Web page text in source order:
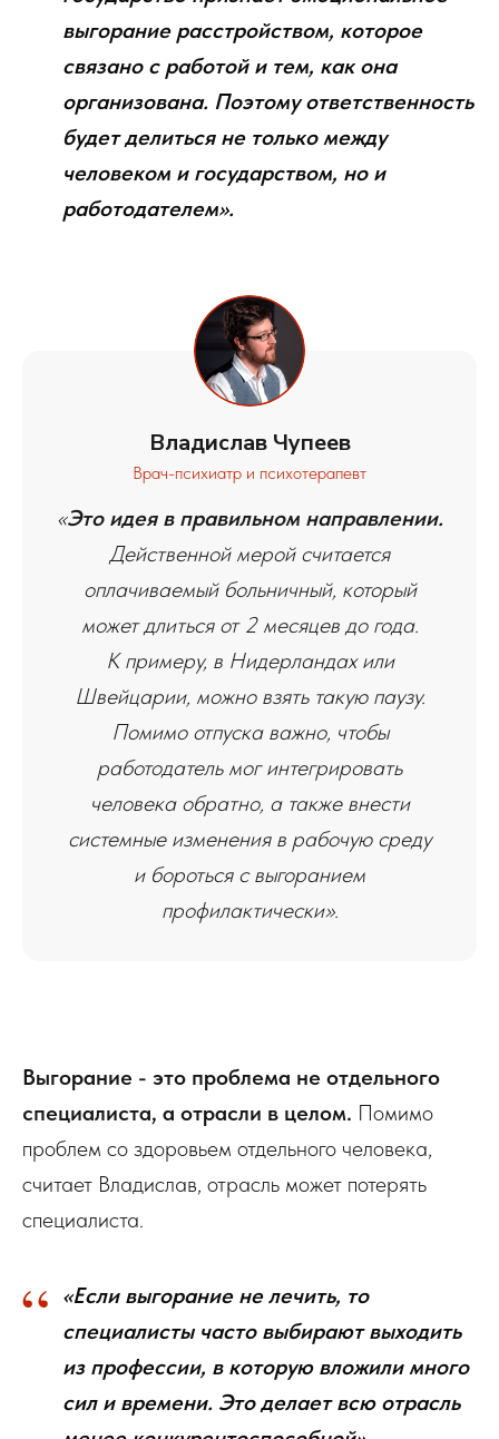
выгорание расстройством, которое
связано с работой и тем, как она
организована. Поэтому ответственность
будет делиться не только между
человеком и государством, но и
работодателем».
Владислав Чупеев
Врач-психиатр и психотерапевт
«Это идея в правильном направлении.
Действенной мерой считается
оплачиваемый больничный, который
может длиться от 2 месяцев до года.
К примеру, в Нидерландах или
Швейцарии, можно взять такую паузу.
Помимо отпуска важно, чтобы
работодатель мог интегрировать
человека обратно, а также внести
системные изменения в рабочую среду
и бороться с выгоранием
профилактически».
Выгорание - это проблема не отдельного
специалиста, а отрасли в целом. Помимо
проблем со здоровьем отдельного человека,
считает Владислав, отрасль может потерять
специалиста.
“ «Если выгорание не лечить, то
специалисты часто выбирают выходить
из профессии, в которую вложили много
сил и времени. Это делает всю отрасль